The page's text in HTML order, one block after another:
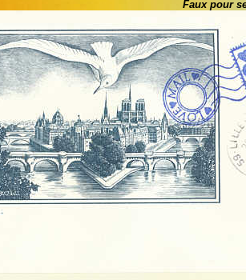
Faux pour